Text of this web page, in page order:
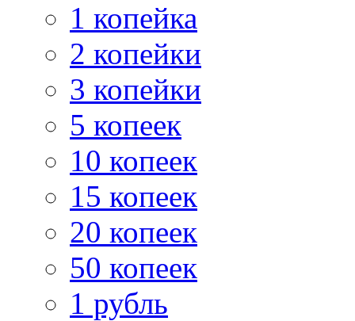
1 копейка
2 копейки
3 копейки
5 копеек
10 копеек
15 копеек
20 копеек
50 копеек
1 рубль